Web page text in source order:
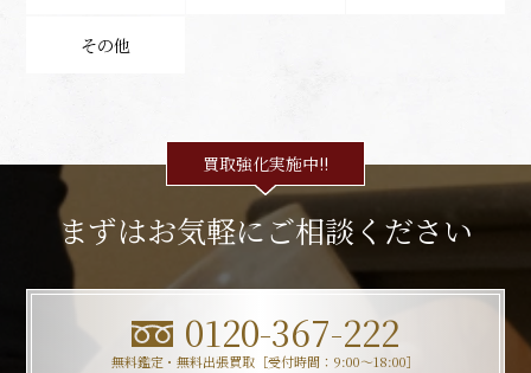
その他
買取強化実施中!!
まずはお気軽にご相談ください
0120-367-222
無料鑑定・無料出張買取［受付時間：9:00〜18:00］